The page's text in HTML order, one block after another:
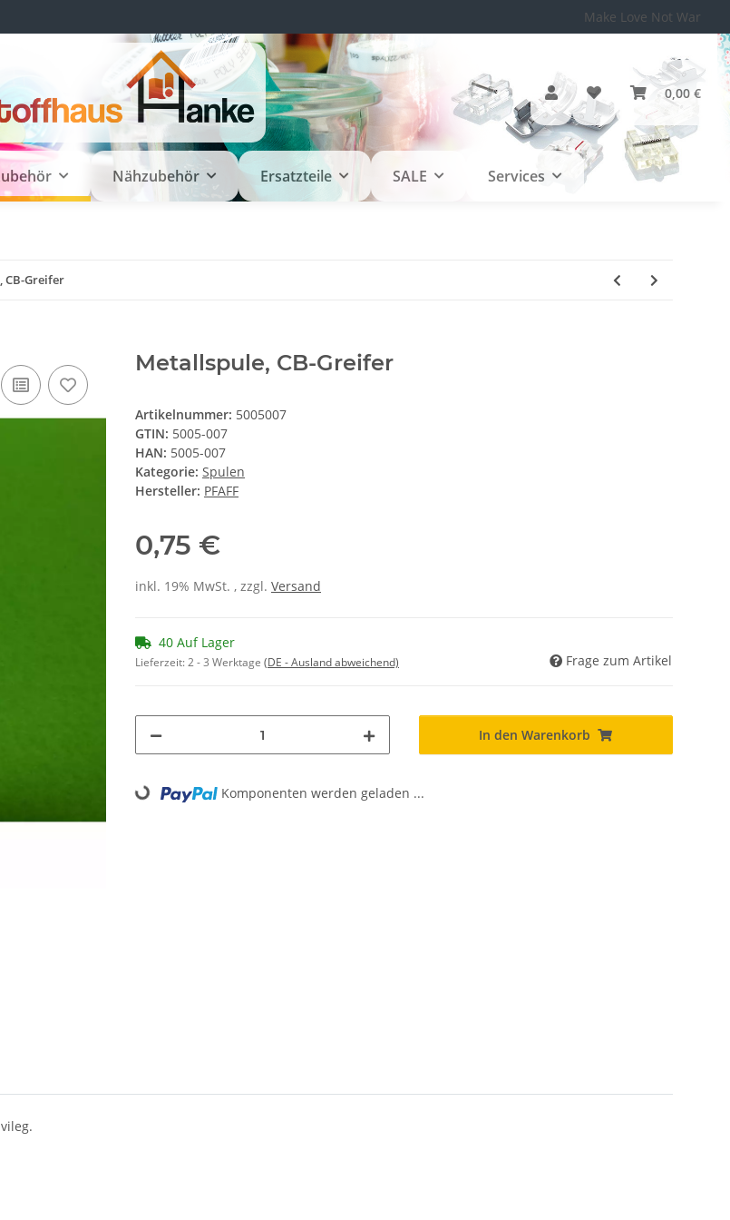
Make Love Not War
0,00 €
Nähzubehör Ersatzteile SALE Services
CB-Greifer
Metallspule, CB-Greifer
Artikelnummer: 5005007
GTIN: 5005-007
HAN: 5005-007
Kategorie: Spulen
Hersteller: PFAFF
0,75 €
inkl. 19% MwSt. , zzgl. Versand
40 Auf Lager
Lieferzeit:2 - 3 Werktage (DE - Ausland abweichend) Frage zum Artikel
In den Warenkorb
Loading... Komponenten werden geladen ...